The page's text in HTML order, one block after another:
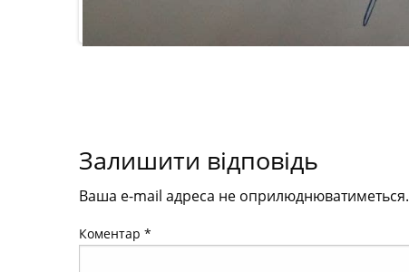
Залишити відповідь
Ваша e-mail адреса не оприлюднюватиметься.
Коментар *